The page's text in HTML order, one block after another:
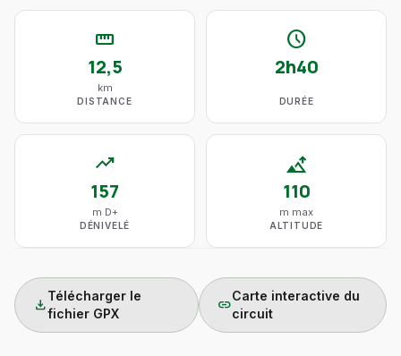
straighten
12,5
km
DISTANCE
schedule
2h40
DURÉE
trending_up
157
m D+
DÉNIVELÉ
altitude
110
m max
ALTITUDE
download
Télécharger le
fichier GPX
link
Carte interactive du
circuit